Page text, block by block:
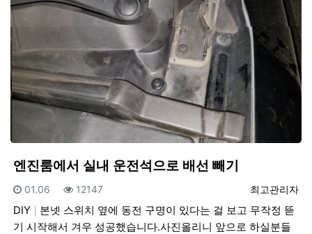
엔진룸에서 실내 운전석으로 배선 빼기
등록자
최고관리자
등록일
01.06 조회
12147
DIY
본넷 스위치 옆에 동전 구명이 있다는 걸 보고 무작정 뜯
기 시작해서 겨우 성공했습니다.사진올리니 앞으로 하실분들